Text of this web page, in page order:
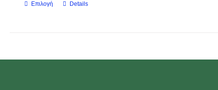
Επιλογή
ΑυτόDetails